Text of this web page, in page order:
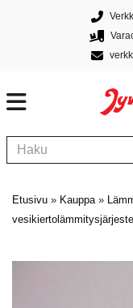
Etusivu » Kauppa»